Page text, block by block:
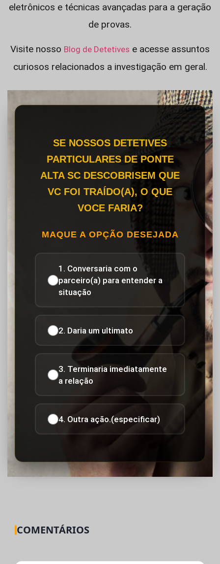
eletrônicos e técnicas avançadas para a geração
de provas.
Visite nosso Blog de Detetives e acesse assuntos
curiosos relacionados a investigação em geral.
SE NOSSOS DETETIVES
PARTICULARES DE PONTE
ALTA SC DESCOBRISEM QUE
VC FOI TRAÍDO(A), O QUE
VOCE FARIA?
MAQUE A OPÇÃO DESEJADA
1. Conversaria com o
parceiro(a) para entender a
situação
2. Daria um ultimato
3. Terminaria imediatamente
a relação
4. Outra ação.(especificar)
COMENTÁRIOS